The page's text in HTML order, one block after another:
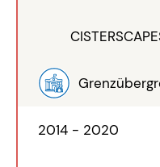
2014 - 2020